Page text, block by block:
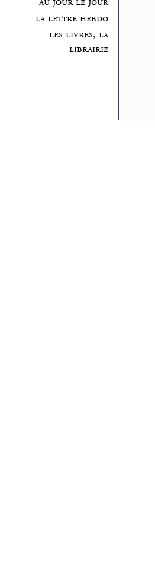
la lettre hebdo
les livres, la
librairie